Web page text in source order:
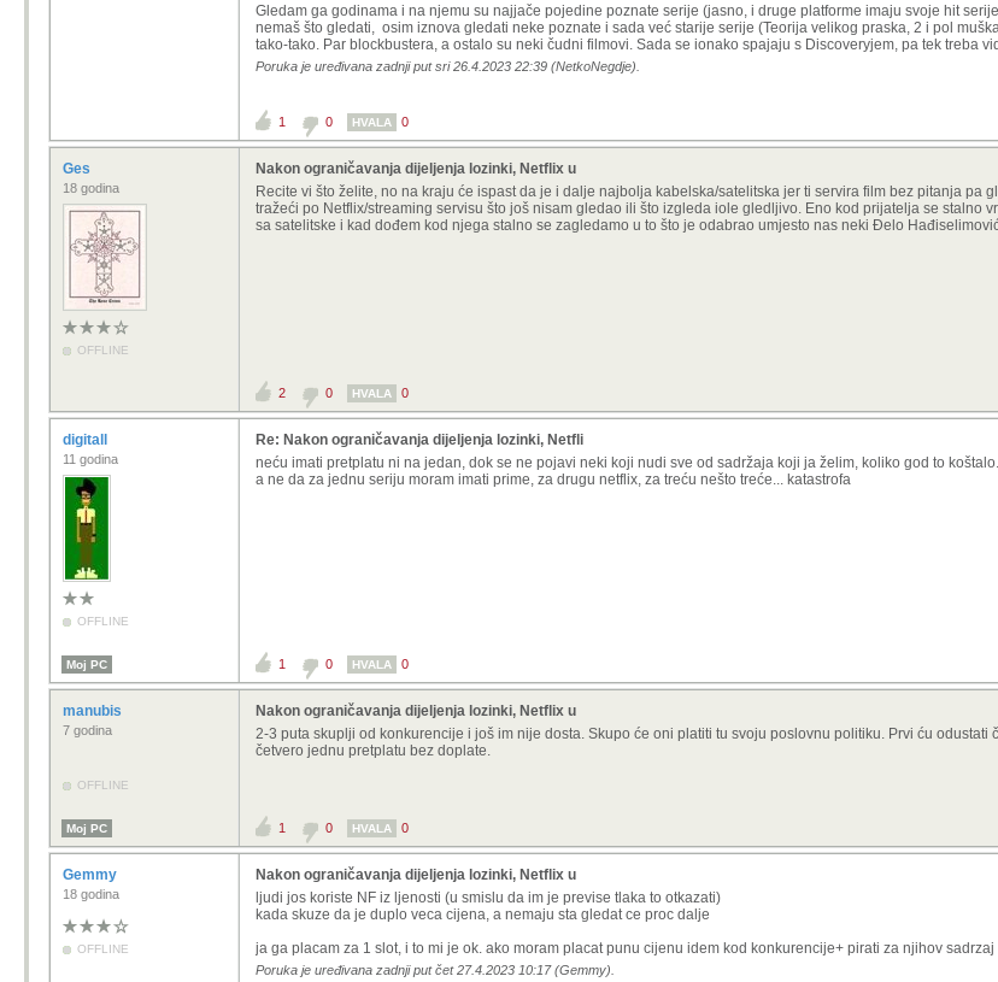
Gledam ga godinama i na njemu su najjače pojedine poznate serije (jasno, i druge platforme imaju svoje hit
nemaš što gledati, osim iznova gledati neke poznate i sada već starije serije (Teorija velikog praska, 2 i pol
tako-tako. Par blockbustera, a ostalo su neki čudni filmovi. Sada se ionako spajaju s Discoveryjem, pa tek treba
Poruka je uređivana zadnji put sri 26.4.2023 22:39 (NetkoNegdje).
1 0 HVALA 0
Ges
18 godina
OFFLINE
Nakon ograničavanja dijeljenja lozinki, Netflix u
Recite vi što želite, no na kraju će ispast da je i dalje najbolja kabelska/satelitska jer ti servira film bez pitanja pa
tražeći po Netflix/streaming servisu što još nisam gledao ili što izgleda iole gledljivo. Eno kod prijatelja se stalno
sa satelitske i kad dođem kod njega stalno se zagledamo u to što je odabrao umjesto nas neki Đelo
2 0 HVALA 0
digitall
11 godina
OFFLINE
Re: Nakon ograničavanja dijeljenja lozinki, Netfli
neću imati pretplatu ni na jedan, dok se ne pojavi neki koji nudi sve od sadržaja koji ja želim, koliko god to koštalo.
a ne da za jednu seriju moram imati prime, za drugu netflix, za treću nešto treće... katastrofa
Moj PC 1 0 HVALA 0
manubis
7 godina
OFFLINE
Nakon ograničavanja dijeljenja lozinki, Netflix u
2-3 puta skuplji od konkurencije i još im nije dosta. Skupo će oni platiti tu svoju poslovnu politiku. Prvi ću odustati
četvero jednu pretplatu bez doplate.
Moj PC 1 0 HVALA 0
Gemmy
18 godina
OFFLINE
Nakon ograničavanja dijeljenja lozinki, Netflix u
ljudi jos koriste NF iz ljenosti (u smislu da im je previse tlaka to otkazati)
kada skuze da je duplo veca cijena, a nemaju sta gledat ce proc dalje
ja ga placam za 1 slot, i to mi je ok. ako moram placat punu cijenu idem kod konkurencije+ pirati za njihov sadrzaj
Poruka je uređivana zadnji put čet 27.4.2023 10:17 (Gemmy).